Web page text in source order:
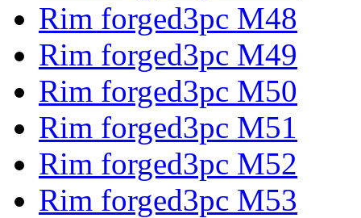
Rim forged3pc M48
Rim forged3pc M49
Rim forged3pc M50
Rim forged3pc M51
Rim forged3pc M52
Rim forged3pc M53